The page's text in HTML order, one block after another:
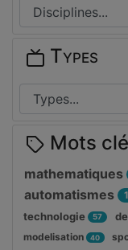
Types
Mots
mathematiques
automatismes
technologie 57
modelisation 40